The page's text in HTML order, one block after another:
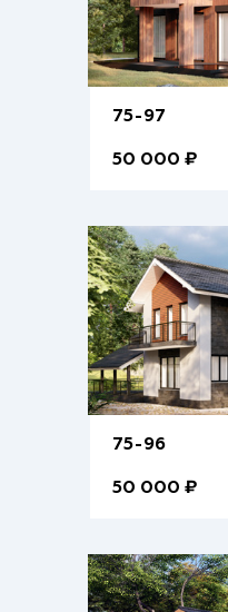
75-97
50 000 ₽
75-96
50 000 ₽